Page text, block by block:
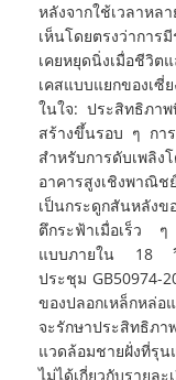
หลังจากใช้เวลาหล
เห็นโดยตรงว่ากา
เคยหยุดนิ่งเมื่อชีวิ
เคสแบบแยกของเซี่
ในใจ: ประสิทธิภา
สร้างขึ้นรอบ ๆ กา
สำหรับการดับเพลิ
อาคารสูงเชิงพาณิช
เป็นกระดูกสันหลัง
ตึกระฟ้าเมื่อเร็ว ๆ
แบบภายใน 18 วิน
ประชุม GB50974-
ของปลอกเหล็กหล่อ
จะรักษาประสิทธิภ
แวดล้อมชายฝั่งที่รุ
ไม่ได้เกี่ยวกับราย